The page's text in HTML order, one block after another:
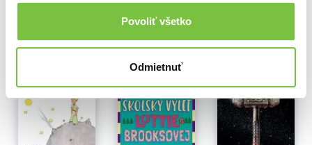
Povoliť všetko
Odmietnuť
Ďalšie z kategórie Beletria pre deti